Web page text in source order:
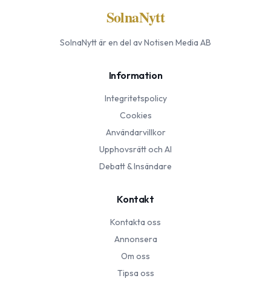
SolnaNytt
SolnaNyttär en del av Notisen Media AB
Information
Integritetspolicy
Cookies
Användarvillkor
Upphovsrätt och AI
Debatt & Insändare
Kontakt
Kontakta oss
Annonsera
Om oss
Tipsa oss